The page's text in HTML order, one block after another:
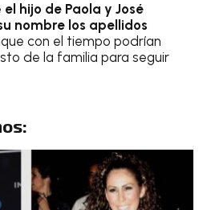
el hijo de Paola y José
nombre los apellidos
con el tiempo podrían
de la familia para seguir